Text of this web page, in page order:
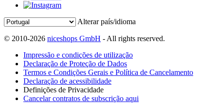
Alterar país/idioma
© 2010-2026 niceshops GmbH - All rights reserved.
Impressão e condições de utilização
Declaração de Proteção de Dados
Termos e Condições Gerais e Política de Cancelamento
Declaração de acessibilidade
Definições de Privacidade
Cancelar contratos de subscrição aqui